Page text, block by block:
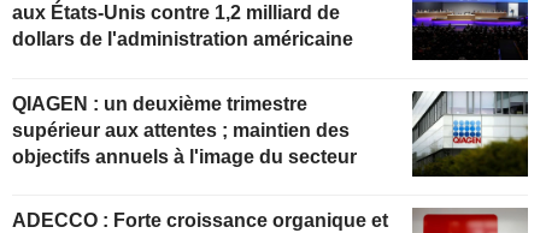
aux États-Unis contre 1,2 milliard de
dollars de l'administration américaine
QIAGEN : un deuxième trimestre
supérieur aux attentes ; maintien des
objectifs annuels à l'image du secteur
ADECCO : Forte croissance organique et